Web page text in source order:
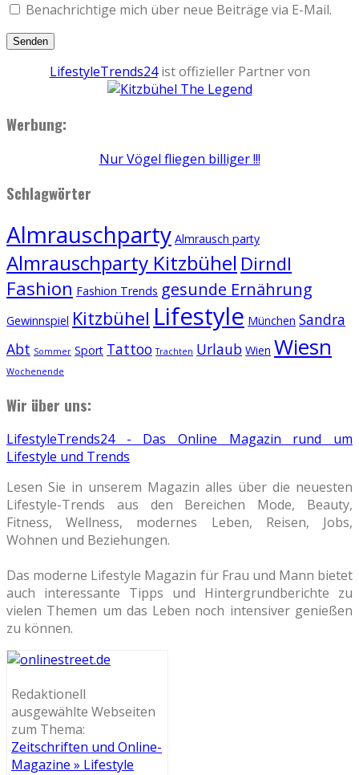
Benachrichtige mich über neue Beiträge via E-Mail.
LifestyleTrends24ist offizieller Partner von
Werbung:
Nur Vögel fliegen billiger !!!
Schlagwörter
Almrauschparty Almrausch party
Almrauschparty Kitzbühel Dirndl
Fashion Fashion Trends gesunde Ernährung
Gewinnspiel Kitzbühel Lifestyle München Sandra
Abt Sommer Sport Tattoo Trachten Urlaub Wien Wiesn
Wochenende
Wir über uns:
LifestyleTrends24 - Das Online Magazin rund um
Lifestyle und Trends
Lesen Sie in unserem Magazin alles über die neuesten
Lifestyle-Trends aus den Bereichen Mode, Beauty,
Fitness, Wellness, modernes Leben, Reisen, Jobs,
Wohnen und Beziehungen.
Das moderne Lifestyle Magazin für Frau und Mann bietet
auch interessante Tipps und Hintergrundberichte zu
vielen Themen um das Leben noch intensiver genießen
zu können.
Redaktionell
ausgewählte Webseiten
zum Thema:
Zeitschriften und Online-
Magazine » Lifestyle